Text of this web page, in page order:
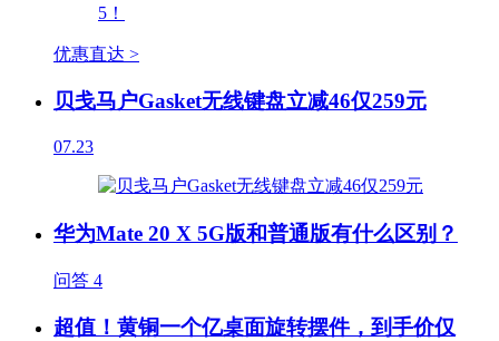
优惠直达 >
贝戋马户Gasket无线键盘立减46仅259元
07.23
华为Mate 20 X 5G版和普通版有什么区别？
问答 4
超值！黄铜一个亿桌面旋转摆件，到手价仅